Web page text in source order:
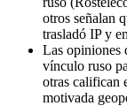
otros señalan
trasladó IP y
Las opiniones
vínculo ruso
otras califican
motivada